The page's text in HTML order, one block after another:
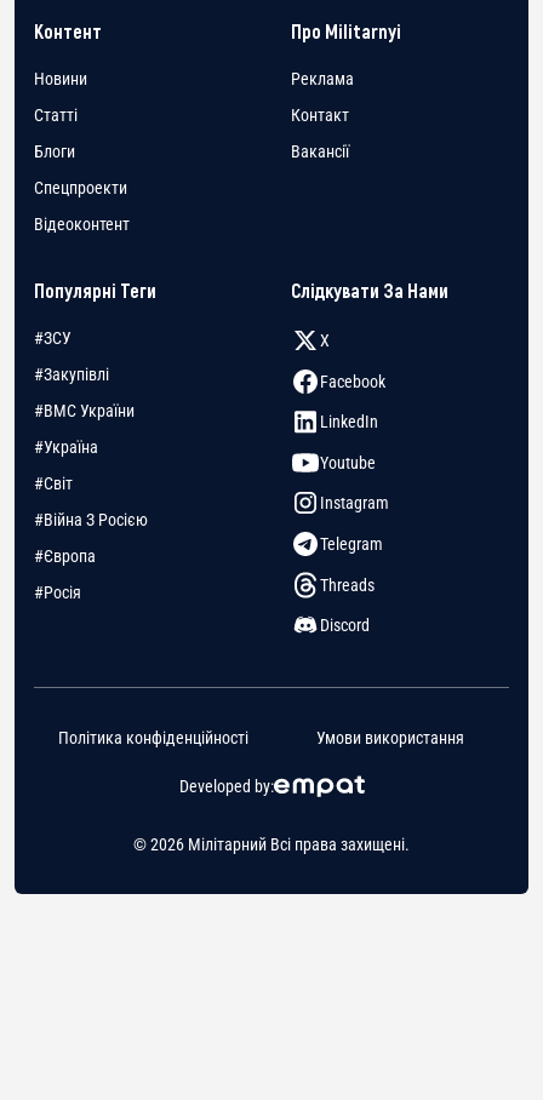
Контент
Новини
Статті
Блоги
Спецпроекти
Відеоконтент
Про Militarnyi
Реклама
Контакт
Вакансії
Популярні Теги
#ЗСУ
#Закупівлі
#ВМС України
#Україна
#Світ
#Війна З Росією
#Європа
#Росія
Слідкувати За Нами
X
Facebook
LinkedIn
Youtube
Instagram
Telegram
Threads
Discord
© 2026 Мілітарний Всі права захищені.
Developed by:
Політика конфіденційності Умови використання